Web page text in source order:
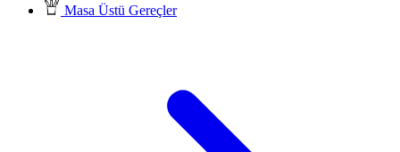
Masa Üstü Gereçler